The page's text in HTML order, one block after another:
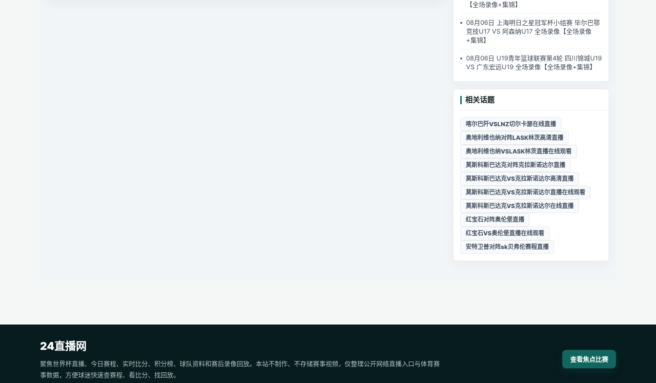
【全场录像+集锦】
08月06日 上海明日之星冠军杯小组赛 毕尔巴鄂
竞技U17 VS 阿森纳U17 全场录像【全场录像
+集锦】
08月06日 U19青年篮球联赛第4轮 四川锦城U19
VS 广东宏远U19 全场录像【全场录像+集锦】
相关话题
喀尔巴阡VSLNZ切尔卡瑟在线直播
奥地利维也纳对阵LASK林茨高清直播
奥地利维也纳VSLASK林茨直播在线观看
莫斯科斯巴达克对阵克拉斯诺达尔直播
莫斯科斯巴达克VS克拉斯诺达尔高清直播
莫斯科斯巴达克VS克拉斯诺达尔直播在线观看
莫斯科斯巴达克VS克拉斯诺达尔在线直播
红宝石对阵奥伦堡直播
红宝石VS奥伦堡直播在线观看
安特卫普对阵sk贝弗伦赛程直播
24直播网
聚焦世界杯直播、今日赛程、实时比分、积分榜、球队资料和赛后录像回放。本站不制作、不存储赛事视频，仅整理公开网络直播入口与体育赛
事数据，方便球迷快速查赛程、看比分、找回放。
查看焦点比赛